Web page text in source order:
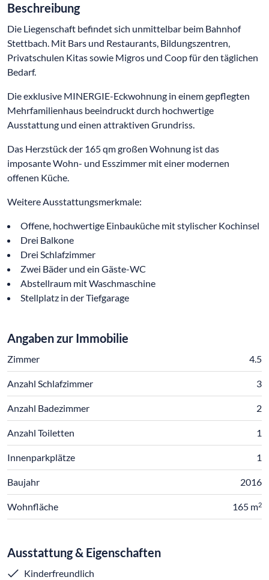
Beschreibung
Die Liegenschaft befindet sich unmittelbar beim Bahnhof
Stettbach. Mit Bars und Restaurants, Bildungszentren,
Privatschulen Kitas sowie Migros und Coop für den täglichen
Bedarf.
Die exklusive MINERGIE-Eckwohnung in einem gepflegten
Mehrfamilienhaus beeindruckt durch hochwertige
Ausstattung und einen attraktiven Grundriss.
Das Herzstück der 165 qm großen Wohnung ist das
imposante Wohn- und Esszimmer mit einer modernen
offenen Küche.
Weitere Ausstattungsmerkmale:
Offene, hochwertige Einbauküche mit stylischer Kochinsel
Drei Balkone
Drei Schlafzimmer
Zwei Bäder und ein Gäste-WC
Abstellraum mit Waschmaschine
Stellplatz in der Tiefgarage
Angaben zur Immobilie
Zimmer 4.5
Anzahl Schlafzimmer 3
Anzahl Badezimmer 2
Anzahl Toiletten 1
Innenparkplätze 1
Baujahr 2016
Wohnfläche 165 m2
Ausstattung & Eigenschaften
Kinderfreundlich